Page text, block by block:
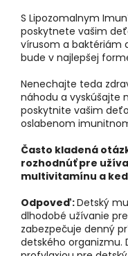
S Lipozomalnym
poskytnete vašim
vírusom a baktériám
bude v najlepšej
Nenechajte teda
náhodu a vyskúšajte
poskytnite vašim
oslabenom
Často kladená
rozhodnúť pre
multivitamínu a
Odpoveď:Detský
dlhodobé užívanie
zabezpečuje denný
detského organizmu.